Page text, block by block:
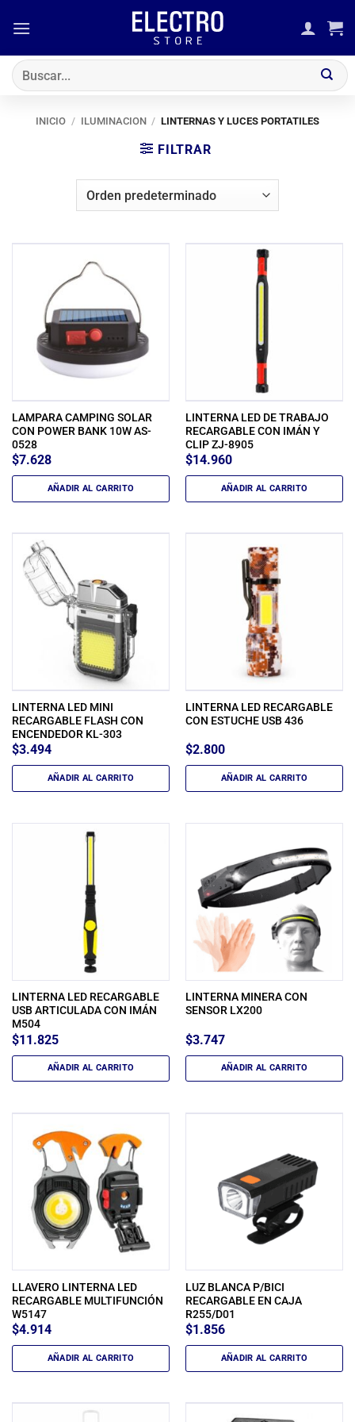
Buscar
por:
INICIO / ILUMINACION / LINTERNAS Y LUCES PORTATILES
FILTRAR
LAMPARA CAMPING SOLAR
CON POWER BANK 10W AS-
0528
$7.628
AÑADIR AL CARRITO
LINTERNA LED DE TRABAJO
RECARGABLE CON IMÁN Y
CLIP ZJ-8905
$14.960
AÑADIR AL CARRITO
LINTERNA LED MINI
RECARGABLE FLASH CON
ENCENDEDOR KL-303
$3.494
AÑADIR AL CARRITO
LINTERNA LED RECARGABLE
CON ESTUCHE USB 436
$2.800
AÑADIR AL CARRITO
LINTERNA LED RECARGABLE
USB ARTICULADA CON IMÁN
M504
$11.825
AÑADIR AL CARRITO
LINTERNA MINERA CON
SENSOR LX200
$3.747
AÑADIR AL CARRITO
LLAVERO LINTERNA LED
RECARGABLE MULTIFUNCIÓN
W5147
$4.914
AÑADIR AL CARRITO
LUZ BLANCA P/BICI
RECARGABLE EN CAJA
R255/D01
$1.856
AÑADIR AL CARRITO